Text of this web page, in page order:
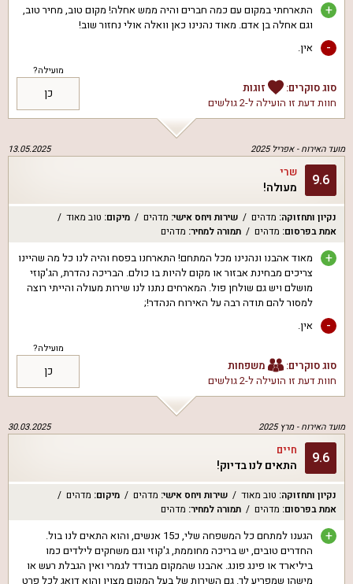
+
התארחתי במקום עם כמה חברים והיה ממש אחלה! מקום טוב, מחיר טוב,
וגם אחלה בן אדם. מאוד נהנינו כאן וואלה אולי נחזור שוב!
- אין.
סוג סוקרים:
זוגות
חוות דעת זו הועילה ל-2 גולשים
מועילה?
כן
מועד האירוח -אפריל 2025 13.05.2025
9.6 שרי
מעולה!
נקיון ותחזוקה: מדהים שירות ויחס אישי: מדהים מיקום: טוב מאוד
אמת בפרסום: מדהים תמורה למחיר: מדהים
+
מאוד אהבנו ונהנינו מכל המתחם! התארחנו בפסח והיה לנו כל מה שהיינו
צריכים מבחינת אבזור או מקום להיות בו כולם. הבריכה נהדרת, הג'קוזי
מושלם ויש גם שולחן פול. המארחים נתנו לנו שירות מעולה והייתי רוצה
למסור להם תודה רבה על האירוח הנהדר!;
- אין.
סוג סוקרים:
משפחות
חוות דעת זו הועילה ל-2 גולשים
מועילה?
כן
מועד האירוח -מרץ 2025 30.03.2025
9.6 חיים
התאים לנו בדיוק!
נקיון ותחזוקה: טוב מאוד שירות ויחס אישי: מדהים מיקום: מדהים
אמת בפרסום: מדהים תמורה למחיר: מדהים
+
הגענו למתחם כל המשפחה שלי, כ15 אנשים, והוא התאים לנו בול.
החדרים טובים, יש בריכה מחוממת, ג'קוזי וגם משחקים לילדים כמו
ביליארד או פינג פונג. אהבנו שהמקום מבודד לגמרי ואין הגבלת רעש או
מישהו שמפריע לך. גם השירות של בעל המקום מצוין והוא דואג לכל פרט